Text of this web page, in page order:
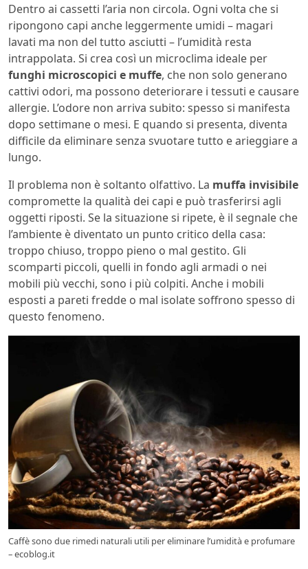
Dentro ai cassetti l’aria non circola. Ogni volta che si
ripongono capi anche leggermente umidi – magari
lavati ma non del tutto asciutti – l’umidità resta
intrappolata. Si crea così un microclima ideale per
funghi microscopici e muffe, che non solo generano
cattivi odori, ma possono deteriorare i tessuti e causare
allergie. L’odore non arriva subito: spesso si manifesta
dopo settimane o mesi. E quando si presenta, diventa
difficile da eliminare senza svuotare tutto e arieggiare a
lungo.
Il problema non è soltanto olfattivo. La muffa invisibile
compromette la qualità dei capi e può trasferirsi agli
oggetti riposti. Se la situazione si ripete, è il segnale che
l’ambiente è diventato un punto critico della casa:
troppo chiuso, troppo pieno o mal gestito. Gli
scomparti piccoli, quelli in fondo agli armadi o nei
mobili più vecchi, sono i più colpiti. Anche i mobili
esposti a pareti fredde o mal isolate soffrono spesso di
questo fenomeno.
Caffè sono due rimedi naturali utili per eliminare l’umidità e profumare
– ecoblog.it